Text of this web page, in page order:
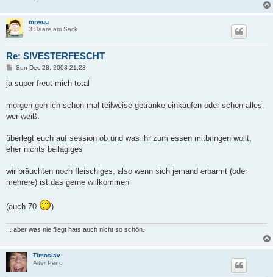
mrwuu
3 Haare am Sack
Re: SIVESTERFESCHT
P
s
Sun Dec 28, 2008 21:23
ja super freut mich total
morgen geh ich schon mal teilweise getränke einkaufen oder schon alles.
wer weiß.
überlegt euch auf session ob und was ihr zum essen mitbringen wollt,
eher nichts beilagiges
wir bräuchten noch fleischiges, also wenn sich jemand erbarmt (oder
mehrere) ist das gerne willkommen
(auch 70 )
... aber was nie fliegt hats auch nicht so schön.
Timoslav
Alter Peno